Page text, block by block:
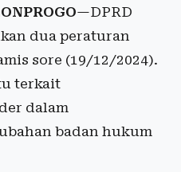
—DPRD
dua peraturan
sore (19/12/2024).
terkait
dalam
badan hukum